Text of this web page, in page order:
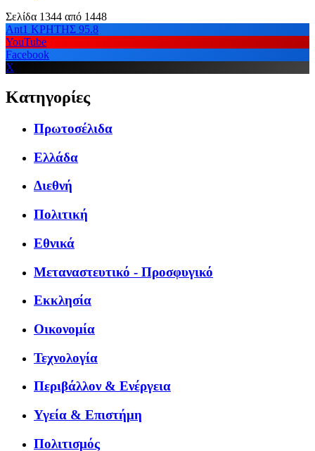
Σελίδα 1344 από 1448
Ant1 ΚΡΗΤΗΣ 95.8
YouTube
Facebook
X
Κατηγορίες
Πρωτοσέλιδα
Ελλάδα
Διεθνή
Πολιτική
Εθνικά
Μεταναστευτικό - Προσφυγικό
Εκκλησία
Οικονομία
Τεχνολογία
Περιβάλλον & Ενέργεια
Υγεία & Επιστήμη
Πολιτισμός